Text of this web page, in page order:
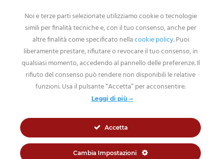
Noi e terze parti selezionate utilizziamo cookie o tecnologie
simili per finalità tecniche e, con il tuo consenso, anche per
altre finalità come specificato nellacookie policy.Puoi
liberamente prestare, rifiutare o revocare il tuo consenso, in
qualsiasi momento, accedendo al pannello delle preferenze. Il
rifiuto del consenso può rendere non disponibili le relative
funzioni.Usa il pulsante “Accetta” per acconsentire.
Leggi di più
Accetta
Cambia Impostazioni